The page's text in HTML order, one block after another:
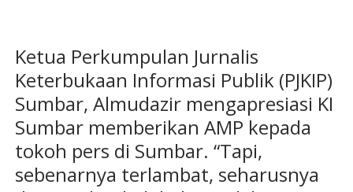
Ketua Perkumpulan Jurnalis
Keterbukaan Informasi Publik (PJKIP)
Sumbar, Almudazir mengapresiasi KI
Sumbar memberikan AMP kepada
tokoh pers di Sumbar. “Tapi,
sebenarnya terlambat, seharusnya